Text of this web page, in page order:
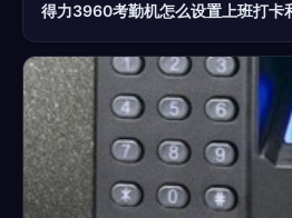
得力3960考勤机怎么设置上班打卡